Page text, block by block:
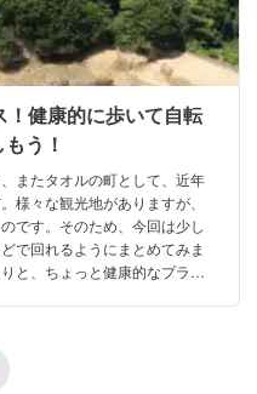
健康的に歩いて自転
う！
またタオルの町として、近年
様々な観光地がありますが、
です。そのため、今回は少し
で回れるようにまとめてみま
と、ちょっと健康的なプラン